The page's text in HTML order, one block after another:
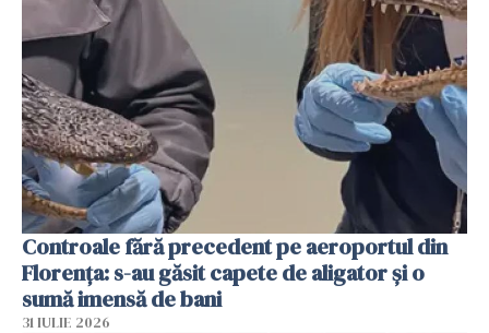
Controale fără precedent pe aeroportul din
Florența: s-au găsit capete de aligator și o
sumă imensă de bani
31 IULIE 2026